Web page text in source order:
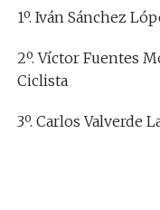
1º. Iván Sánchez
2º. Víctor Fuentes
Ciclista
3º. Carlos Valverde